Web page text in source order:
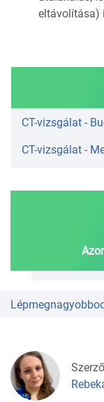
eltávolítása)
CT-vizsgálat -
CT-vizsgálat -